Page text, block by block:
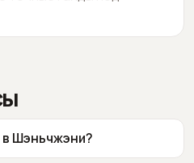
Шэньчжэни?